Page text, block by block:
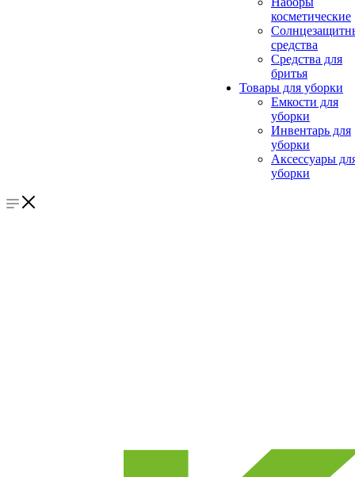
косметические
средства
Средства для
бритья
Товары для уборки
Емкости для
уборки
Инвентарь для
уборки
Аксессуары
уборки